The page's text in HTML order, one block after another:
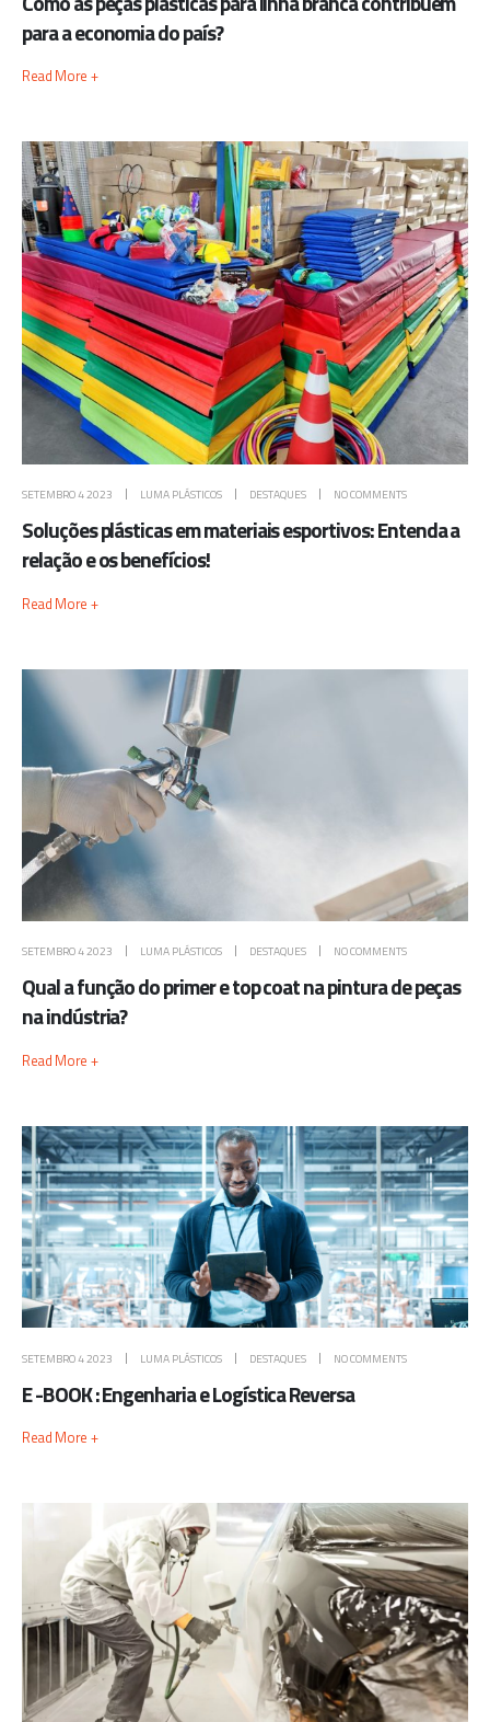
para a economia do país?
Read More +
SETEMBRO 4 2023 LUMA PLÁSTICOS DESTAQUES NO COMMENTS
Soluções plásticas em materiais esportivos: Entenda a
relação e os benefícios!
Read More +
SETEMBRO 4 2023 LUMA PLÁSTICOS DESTAQUES NO COMMENTS
Qual a função do primer e top coat na pintura de peças
na indústria?
Read More +
SETEMBRO 4 2023 LUMA PLÁSTICOS DESTAQUES NO COMMENTS
E -BOOK : Engenharia e Logística Reversa
Read More +